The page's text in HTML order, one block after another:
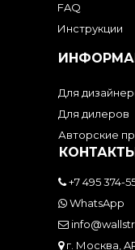
FAQ
Инструкции
Для
Для дилеров
Авторские
+7 495 374-
WhatsApp
г. Москва,